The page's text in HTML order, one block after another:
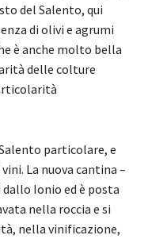
del Salento, qui
di olivi e agrumi
è anche molto bella
delle colture
particolare, e
La nuova cantina –
Ionio ed è posta
nella roccia e si
nella vinificazione,